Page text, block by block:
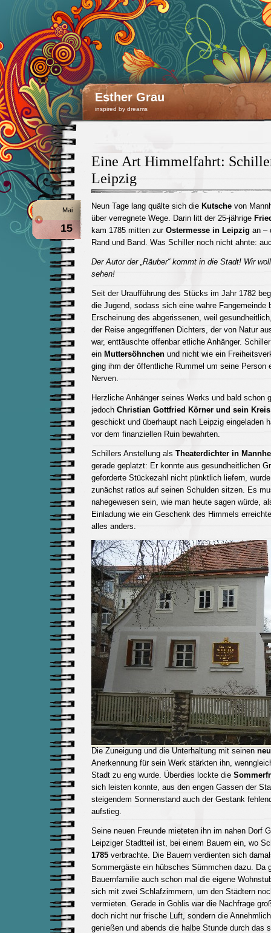
Esther Grau
inspired by dreams
Eine Art Himmelfahrt:
Leipzig
Mai
15
Neun Tage lang quälte sich die Kutschevon
über verregnete Wege. Darin litt der 25-jährige
kam 1785 mitten zur Ostermesse in Leipzig an –
Rand und Band. Was Schiller noch nicht ahnte:
Der Autor der „Räuber“ kommt in die Stadt! Wir
sehen!
Seit der Uraufführung des Stücks im Jahr 1782
die Jugend, sodass sich eine wahre Fangemeinde
Erscheinung des abgerissenen, weil
der Reise angegriffenen Dichters, der von Natur
war, enttäuschte offenbar etliche Anhänger.
ein Muttersöhnchenund nicht wie ein
ging ihm der öffentliche Rummel um seine Person
Nerven.
Herzliche Anhänger seines Werks und bald schon
jedoch Christian Gottfried Körner und sein Kreis
geschickt und überhaupt nach Leipzig eingeladen
vor dem finanziellen Ruin bewahrten.
Schillers Anstellung als Theaterdichter in
gerade geplatzt: Er konnte aus gesundheitlichen
geforderte Stückezahl nicht pünktlich liefern,
zunächst ratlos auf seinen Schulden sitzen. Es
nahegewesen sein, wie man heute sagen würde,
Einladung wie ein Geschenk des Himmels
alles anders.
Die Zuneigung und die Unterhaltung mit seinen
Anerkennung für sein Werk stärkten ihn,
Stadt zu eng wurde. Überdies lockte die
sich leisten konnte, aus den engen Gassen der
steigendem Sonnenstand auch der Gestank
aufstieg.
Seine neuen Freunde mieteten ihn im nahen Dorf
Leipziger Stadtteil ist, bei einem Bauern ein, wo
1785verbrachte. Die Bauern verdienten sich
Sommergäste ein hübsches Sümmchen dazu. Da
Bauernfamilie auch schon mal die eigene
sich mit zwei Schlafzimmern, um den Städtern
vermieten. Gerade in Gohlis war die Nachfrage
doch nicht nur frische Luft, sondern die
genießen und abends die halbe Stunde durch das